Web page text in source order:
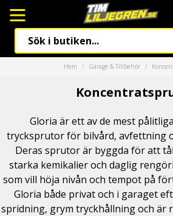
Hem Garage & Tillbehör
Gloria är ett av de mest
trycksprutor för bilvård, avfettning
Deras sprutor är byggda för att
starka kemikalier och daglig
som vill höja nivån och tempot på
Gloria både privat och i garaget
spridning, grym tryckhållning och är